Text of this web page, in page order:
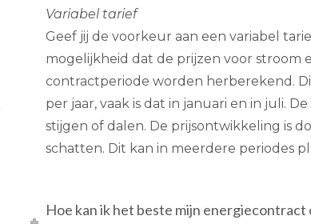
Variabel tarief
Geef jij de voorkeur aan een variabel
mogelijkheid dat de prijzen voor stroom
contractperiode worden herberekend.
per jaar, vaak is dat in januari en in juli.
stijgen of dalen. De prijsontwikkeling is
schatten. Dit kan in meerdere periodes
Hoe kan ik het beste mijn energiecontract